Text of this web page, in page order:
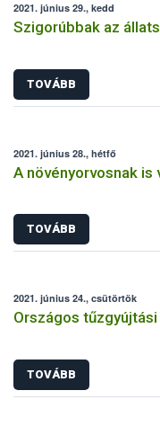
2021. június 29., kedd
Szigorúbbak az
TOVÁBB
2021. június 28., hétfő
A növényorvosnak is
TOVÁBB
2021. június 24., csütörtök
Országos
TOVÁBB